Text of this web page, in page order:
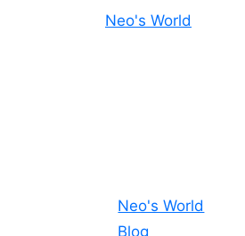
Neo's World
Neo's World
Blog